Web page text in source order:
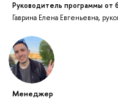
Руководитель программы от
Гаврина Елена Евгеньевна,
Менеджер